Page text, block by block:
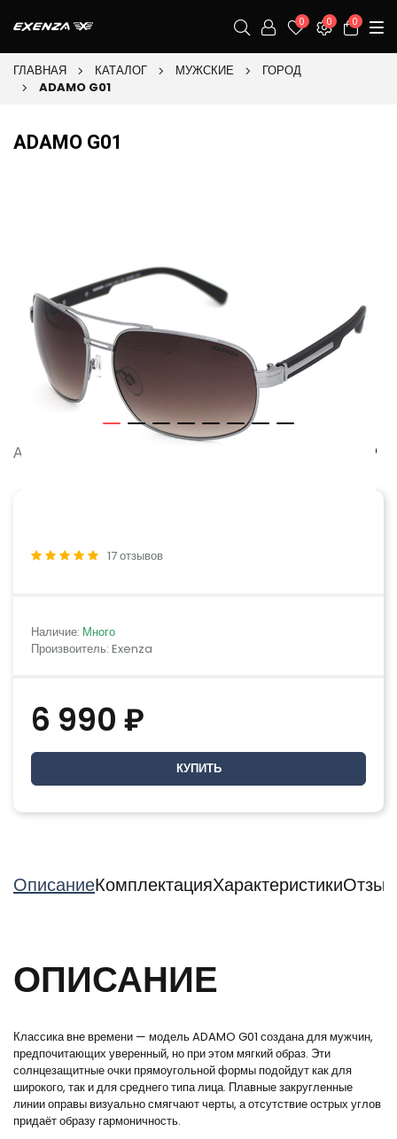
0 0 0
ГЛАВНАЯ КАТАЛОГ МУЖСКИЕ
ГОРОД
ADAMO G01
ADAMO G01
Артикул:
17 отзывов
Наличие: Много
Произвоитель: Exenza
6 990 ₽
КУПИТЬ
ОписаниеКомплектацияХарактеристики
ОПИСАНИЕ
Классика вне времени — модель ADAMO G01 создана для мужчин,
предпочитающих уверенный, но при этом мягкий образ. Эти
солнцезащитные очки прямоугольной формы подойдут как для
широкого, так и для среднего типа лица. Плавные закругленные
линии оправы визуально смягчают черты, а отсутствие острых углов
придаёт образу гармоничность.